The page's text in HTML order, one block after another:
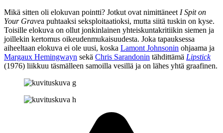
Mikä sitten oli elokuvan pointti? Jotkut ovat nimittäneet I Spit on
Your Gravea puhtaaksi seksploitaatioksi, mutta siitä tuskin on kyse.
Toisille elokuva on ollut jonkinlainen yhteiskuntakritiikin siemen ja
joillekin kertomus oikeudenmukaisuudesta. Joka tapauksessa
aiheeltaan elokuva ei ole uusi, koska Lamont Johnsonin ohjaama ja
Margaux Hemingwayn sekä Chris Sarandonin tähdittämä Lipstick
(1976) liikkuu täsmälleen samoilla vesillä ja on lähes yhtä graafinen.